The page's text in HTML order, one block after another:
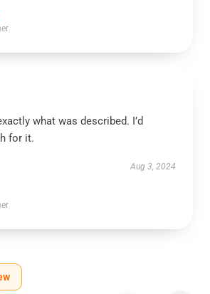
what was described. I’d
for it.
Aug 3, 2024